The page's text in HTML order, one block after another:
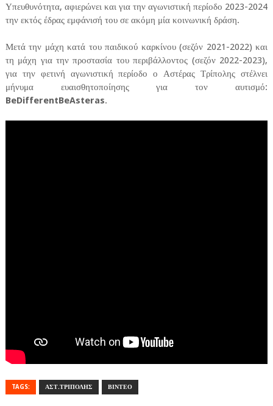
Υπευθυνότητα, αφιερώνει και για την αγωνιστική περίοδο 2023-2024
την εκτός έδρας εμφάνισή του σε ακόμη μία κοινωνική δράση.
Μετά την μάχη κατά του παιδικού καρκίνου (σεζόν 2021-2022) και
τη μάχη για την προστασία του περιβάλλοντος (σεζόν 2022-2023),
για την φετινή αγωνιστική περίοδο ο Αστέρας Τρίπολης στέλνει
μήνυμα ευαισθητοποίησης για τον αυτισμό:
BeDifferentBeAsteras.
TAGS: ΑΣΤ.ΤΡΙΠΟΛΗΣ ΒΙΝΤΕΟ